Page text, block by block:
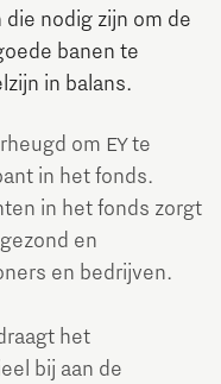
nodig zijn om de
banen te
in balans.
om EY te
in het fonds.
in het fonds zorgt
en
en bedrijven.
het
bij aan de